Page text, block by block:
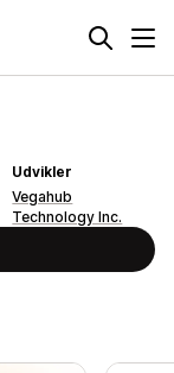
Udvikler
Vegahub
Technology Inc.